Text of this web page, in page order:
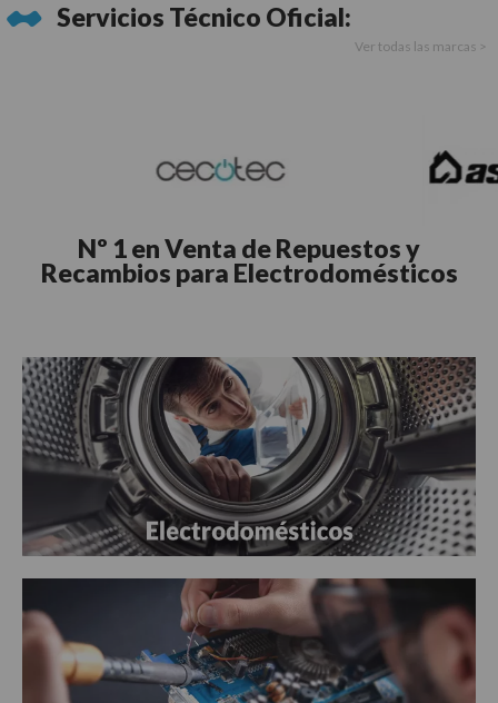
Servicios Técnico Oficial:
Ver todas las marcas >
Nº 1 en Venta de Repuestos y
Recambios para Electrodomésticos